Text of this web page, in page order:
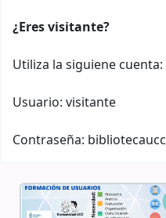
¿Eres visitante?
Utiliza la siguiene cuenta:
Usuario: visitante
Contraseña: bibliotecaucc